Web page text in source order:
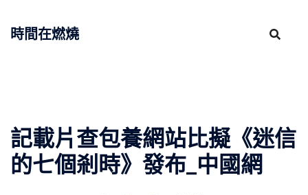
時間在燃燒
記載片查包養網站比擬《迷信
的七個剎時》發布_中國網